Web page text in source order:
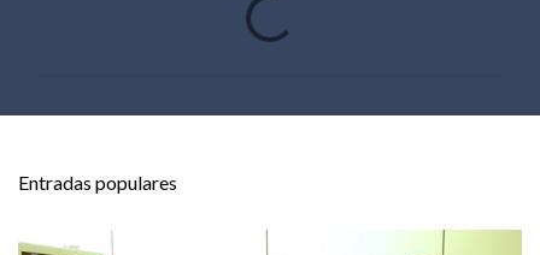
Entradas populares